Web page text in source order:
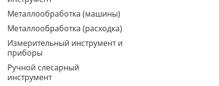
Металлообработка (машины)
Металлообработка (расходка)
Измерительный инструмент и
приборы
Ручной слесарный
инструмент